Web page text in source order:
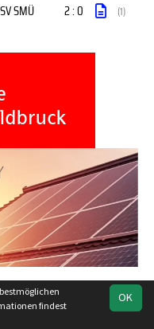
SMÜ 2 : 0 (1)
OK
findest